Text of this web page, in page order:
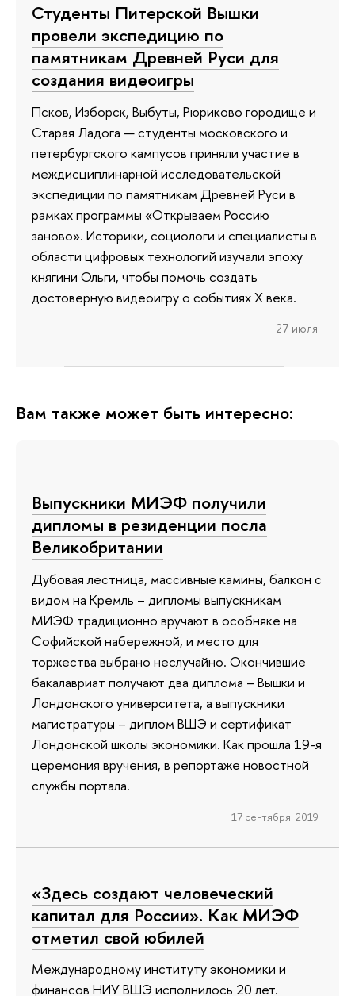
Студенты Питерской Вышки
провели экспедицию по
памятникам Древней Руси для
создания видеоигры
Псков, Изборск, Выбуты, Рюриково городище и
Старая Ладога — студенты московского и
петербургского кампусов приняли участие в
междисциплинарной исследовательской
экспедиции по памятникам Древней Руси в
рамках программы «Открываем Россию
заново». Историки, социологи и специалисты в
области цифровых технологий изучали эпоху
княгини Ольги, чтобы помочь создать
достоверную видеоигру о событиях X века.
27 июля
Вам также может быть интересно:
Выпускники МИЭФ получили
дипломы в резиденции посла
Великобритании
Дубовая лестница, массивные камины, балкон с
видом на Кремль – дипломы выпускникам
МИЭФ традиционно вручают в особняке на
Софийской набережной, и место для
торжества выбрано неслучайно. Окончившие
бакалавриат получают два диплома – Вышки и
Лондонского университета, а выпускники
магистратуры – диплом ВШЭ и сертификат
Лондонской школы экономики. Как прошла 19-я
церемония вручения, в репортаже новостной
службы портала.
17 сентября 2019
«Здесь создают человеческий
капитал для России». Как МИЭФ
отметил свой юбилей
Международному институту экономики и
финансов НИУ ВШЭ исполнилось 20 лет.